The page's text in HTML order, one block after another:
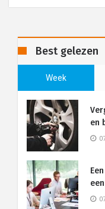
Best gelezen
Week
en